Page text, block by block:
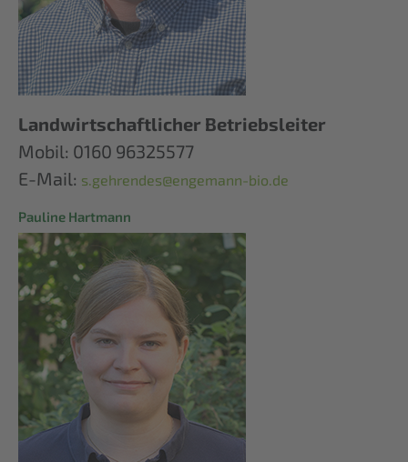
Landwirtschaftlicher Betriebsleiter
Mobil: 0160 96325577
E-Mail: s.gehrendes@engemann-bio.de
Pauline Hartmann